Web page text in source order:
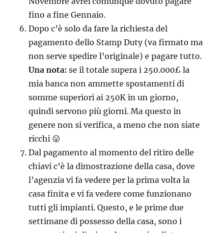
fino a fine Gennaio.
Dopo c’è solo da fare la richiesta del
pagamento dello Stamp Duty (va firmato ma
non serve spedire l’originale) e pagare tutto.
Una nota: se il totale supera i 250.000£ la
mia banca non ammette spostamenti di
somme superiori ai 250K in un giorno,
quindi servono più giorni. Ma questo in
genere non si verifica, a meno che non siate
ricchi 😛
Dal pagamento al momento del ritiro delle
chiavi c’è la dimostrazione della casa, dove
l’agenzia vi fa vedere per la prima volta la
casa finita e vi fa vedere come funzionano
tutti gli impianti. Questo, e le prime due
settimane di possesso della casa, sono i